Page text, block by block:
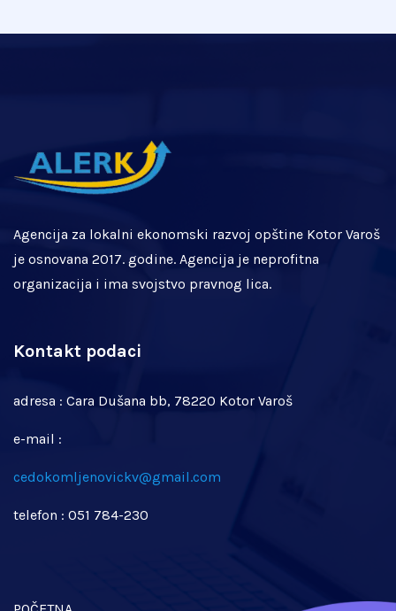
Agencija za lokalni ekonomski razvoj opštine Kotor Varoš
je osnovana 2017. godine. Agencija je neprofitna
organizacija i ima svojstvo pravnog lica.
Kontakt podaci
adresa : Cara Dušana bb, 78220 Kotor Varoš
e-mail :
cedokomljenovickv@gmail.com
telefon : 051 784-230